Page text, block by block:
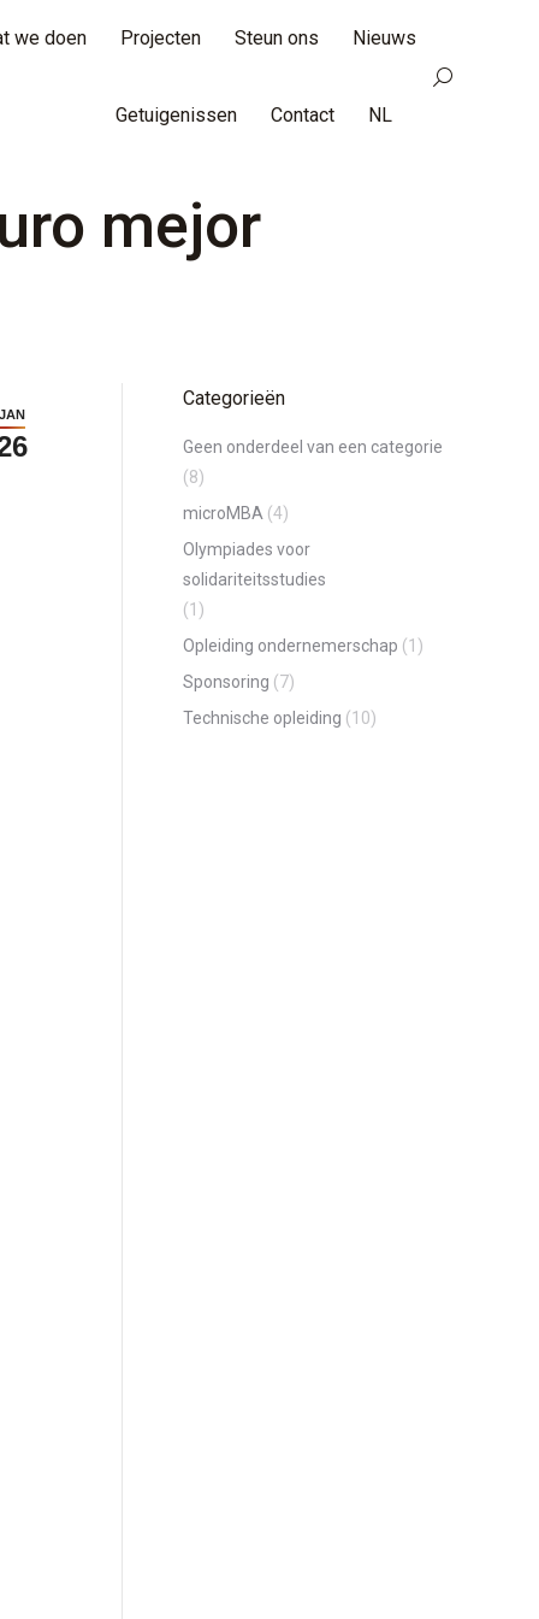
we doen Projecten Steun ons Nieuws
Getuigenissen Contact NL
Search:
mejor
JAN
Categorieën
Geen onderdeel van een categorie
(8)
microMBA (4)
Olympiades voor
solidariteitsstudies
(1)
Opleiding ondernemerschap (1)
Sponsoring (7)
Technische opleiding (10)